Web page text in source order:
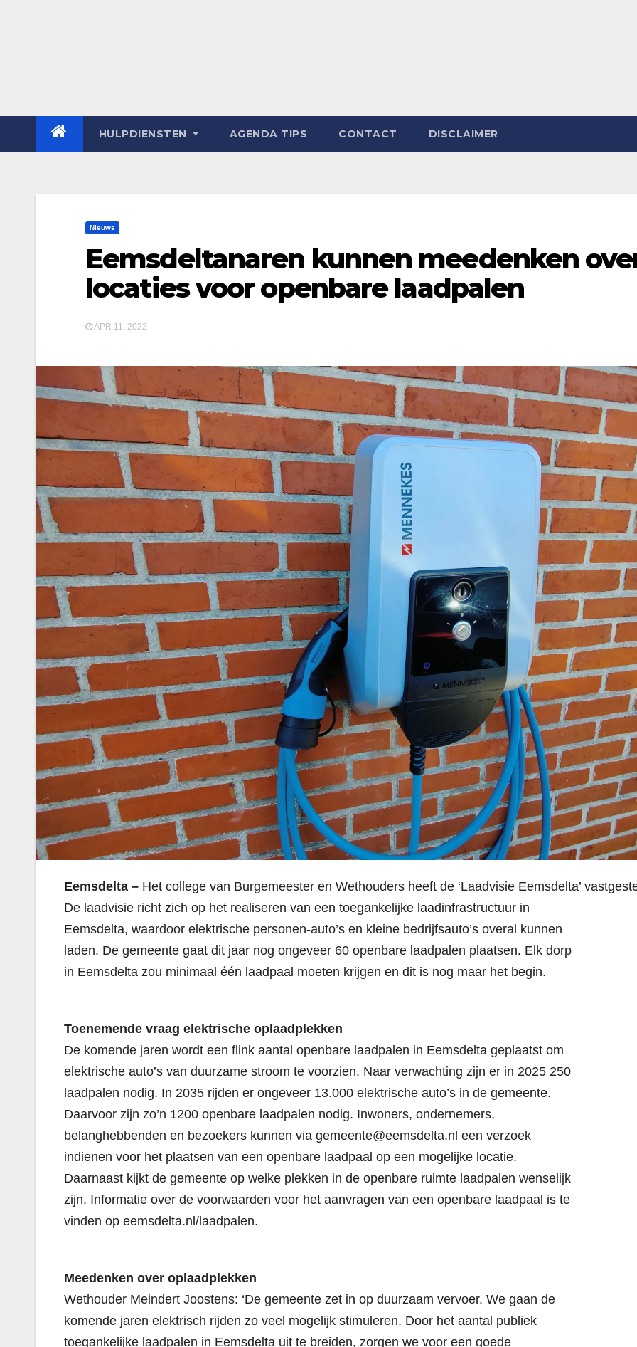
HULPDIENSTEN AGENDA TIPS CONTACT DISCLAIMER
Nieuws
Eemsdeltanaren kunnen meedenken
locaties voor openbare laadpalen
APR 11, 2022
Eemsdelta – Het college van Burgemeester en Wethouders heeft de ‘Laadvisie Eemsdelta’
De laadvisie richt zich op het realiseren van een toegankelijke laadinfrastructuur in
Eemsdelta, waardoor elektrische personen-auto’s en kleine bedrijfsauto’s overal kunnen
laden. De gemeente gaat dit jaar nog ongeveer 60 openbare laadpalen plaatsen. Elk dorp
in Eemsdelta zou minimaal één laadpaal moeten krijgen en dit is nog maar het begin.
Toenemende vraag elektrische oplaadplekken
De komende jaren wordt een flink aantal openbare laadpalen in Eemsdelta geplaatst om
elektrische auto’s van duurzame stroom te voorzien. Naar verwachting zijn er in 2025 250
laadpalen nodig. In 2035 rijden er ongeveer 13.000 elektrische auto’s in de gemeente.
Daarvoor zijn zo’n 1200 openbare laadpalen nodig. Inwoners, ondernemers,
belanghebbenden en bezoekers kunnen via gemeente@eemsdelta.nl een verzoek
indienen voor het plaatsen van een openbare laadpaal op een mogelijke locatie.
Daarnaast kijkt de gemeente op welke plekken in de openbare ruimte laadpalen wenselijk
zijn. Informatie over de voorwaarden voor het aanvragen van een openbare laadpaal is te
vinden op eemsdelta.nl/laadpalen.
Meedenken over oplaadplekken
Wethouder Meindert Joostens: ‘De gemeente zet in op duurzaam vervoer. We gaan de
komende jaren elektrisch rijden zo veel mogelijk stimuleren. Door het aantal publiek
toegankelijke laadpalen in Eemsdelta uit te breiden, zorgen we voor een goede